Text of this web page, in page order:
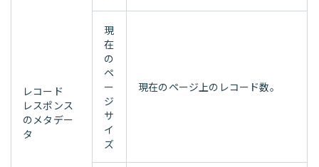
レコード
レスポンス
のメタデー
タ
現
在
の
ペ
ー
ジ
サ
イ
ズ
現在のページ上のレコード数。